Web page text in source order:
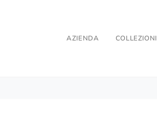
AZIENDA COLLEZIONI